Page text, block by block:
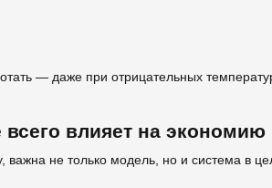
— даже при отрицательных
влияет на экономию
важна не только модель, но и система в